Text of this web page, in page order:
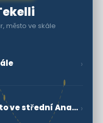
město ve skále
›
Göreme je malé město ve střední Anatolii ›